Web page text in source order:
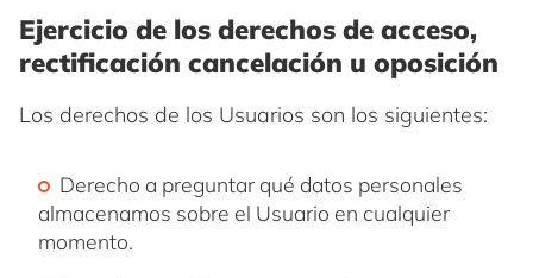
Ejercicio de los derechos de acceso,
rectificación cancelación u oposición
Los derechos de los Usuarios son los siguientes:
Derecho a preguntar qué datos personales
almacenamos sobre el Usuario en cualquier
momento.